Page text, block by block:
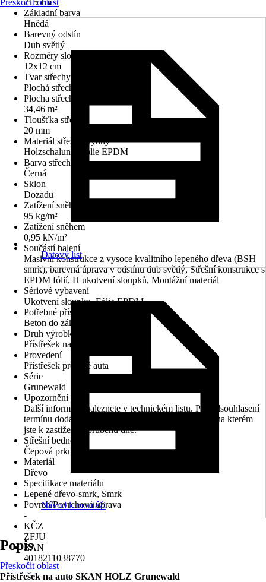
215 cm
Základní barva
Hnědá
Barevný odstín
Dub světlý
Rozměry sloupů/sloupků
12x12 cm
Tvar střechy
Plochá střecha
Plocha střechy
34,46 m²
Tloušťka střechy
20 mm
Materiál střešní krytiny
Holzschalung, Fólie EPDM
Barva střechy
Černá
Sklon
Dozadu
Zatížení sněhem
95 kg/m²
Zatížení sněhem
0,95 kN/m²
Součástí balení
Masivní konstrukce z vysoce kvalitního lepeného dřeva (BSH
smrk), barevná úprava v odstínu dub světlý, Střešní konstrukce s
EPDM fólií, H ukotvení sloupků, Montážní materiál
Sériové vybavení
Ukotvení sloupku, Fólie EPDM
Potřebné příslušenství
Beton do základů
Druh výrobku
Přístřešek na auto
Provedení
Přístřešek pro dvě auta
Série
Grunewald
Upozornění
Další informace naleznete v technickém listu. Pro odsouhlasení
termínu dodání prosím uveďte Vaše telefonní číslo, na kterém
jste k zastižení v průběhu dne.
Střešní bednění
Čepová prkna
Materiál
Dřevo
Specifikace materiálu
Lepené dřevo-smrk, Smrk
Povrch/Povrchová úprava
-
KČZ
ZFJU
EAN
4018211038770
Přeskočit oblast
Datový list
Návod k montáži
Popis
Přeskočit oblast
Přístřešek na auto SKAN HOLZ Grunewald